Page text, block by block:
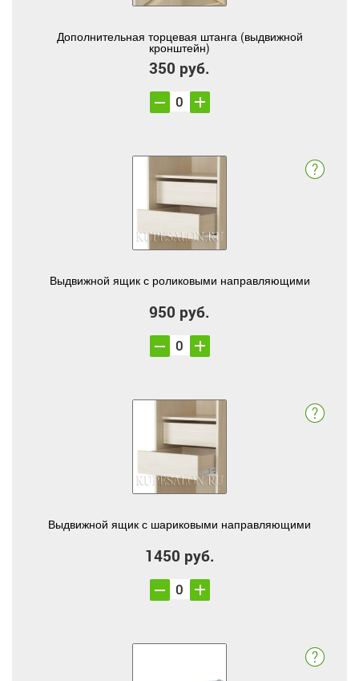
Дополнительная торцевая штанга (выдвижной
кронштейн)
350 руб.
Выдвижной ящик с роликовыми направляющими
950 руб.
Выдвижной ящик с шариковыми направляющими
1450 руб.